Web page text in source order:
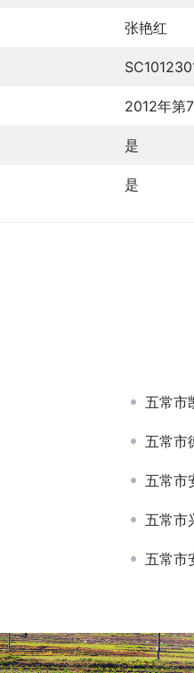
张艳红
2012年第
是
是
五常市
五常市
五常市
五常市
五常市